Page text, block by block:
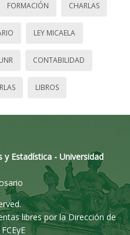
FORMACIÓN CHARLAS
LEY MICAELA
CONTABILIDAD
LIBROS
y Estadística - Universidad
libres por la Dirección de